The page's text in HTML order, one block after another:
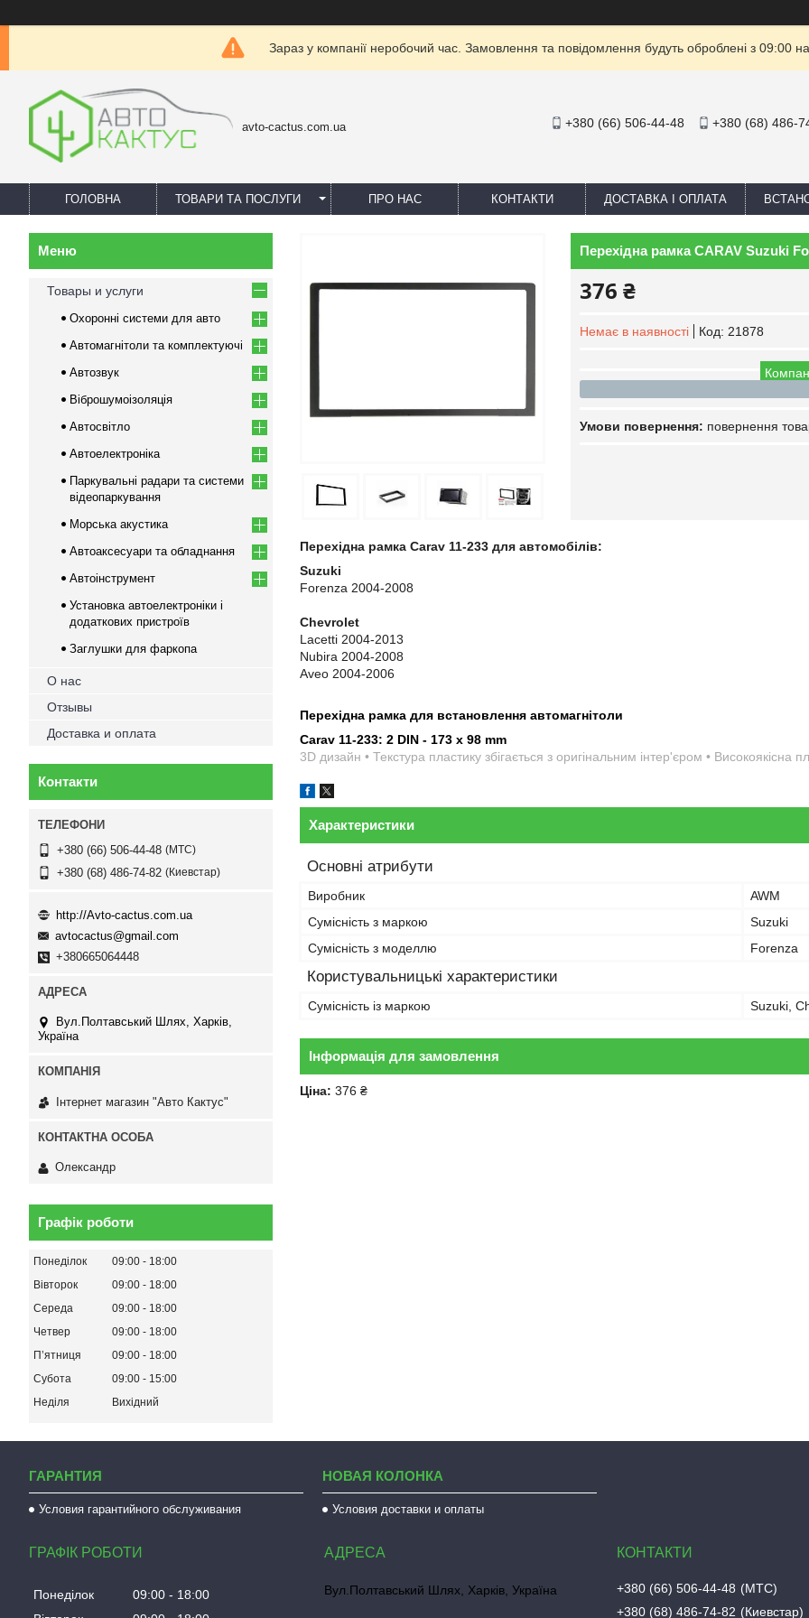
Зараз у компанії неробочий час. Замовлення та повідомлення будуть оброблені з 09:00
avto-cactus.com.ua +380 (66) 506-44-48 +380 (68) 486-
ГОЛОВНА ТОВАРИ ТА ПОСЛУГИ ПРО НАС КОНТАКТИ ДОСТАВКА І ОПЛАТА
Перехідна рамка CARAV Suzuki
376 ₴
Немає в наявності Код: 21878
повернення
Перехідна рамка Carav 11-233 для автомобілів:
Suzuki
Forenza 2004-2008
Chevrolet
Lacetti 2004-2013
Nubira 2004-2008
Aveo 2004-2006
Перехідна рамка для встановлення автомагнітоли
Carav 11-233: 2 DIN - 173 x 98 mm
3D дизайн • Текстура пластику збігається з оригінальним інтер'єром • Високоякісна
Характеристики
Основні атрибути
Виробник
AWM
Сумісність з маркою
Suzuki
Сумісність з моделлю
Forenza
Користувальницькі характеристики
Сумісність із маркою Suzuki,
Інформація для замовлення
Ціна: 376 ₴
Товары и услуги
Охоронні системи для авто
Автомагнітоли та комплектуючі
Автозвук
Віброшумоізоляція
Автосвітло
Автоелектроніка
Паркувальні радари та системи
відеопаркування
Морська акустика
Автоаксесуари та обладнання
Автоінструмент
Установка автоелектроніки і
додаткових пристроїв
Заглушки для фаркопа
О нас
Отзывы
Доставка и оплата
Контакти
+380 (66) 506-44-48 МТС
+380 (68) 486-74-82 Киевстар
http://Avto-cactus.com.ua
avtocactus@gmail.com
+380665064448
Вул.Полтавський Шлях, Харків,
Україна
Інтернет магазин "Авто Кактус"
Олександр
Графік роботи
Понеділок 09:00
18:00
Вівторок
09:00
18:00
Середа
09:00
18:00
Четвер
09:00
18:00
Пʼятниця
09:00
18:00
Субота
09:00
15:00
Неділя
Вихідний
ГАРАНТИЯ
Условия гарантийного обслуживания
НОВАЯ КОЛОНКА
Условия доставки и оплаты
ГРАФІК РОБОТИ
Понеділок 09:00
18:00
Вул.Полтавський Шлях, Харків, Україна +380 (66) 506-44-48
МТС
+380 (68) 486-74-82
Киевстар